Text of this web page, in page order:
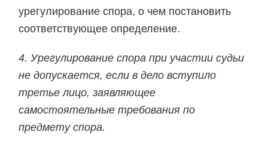
урегулирование спора, о чем постановить
соответствующее определение.
4. Урегулирование спора при участии судьи
не допускается, если в дело вступило
третье лицо, заявляющее
самостоятельные требования по
предмету спора.